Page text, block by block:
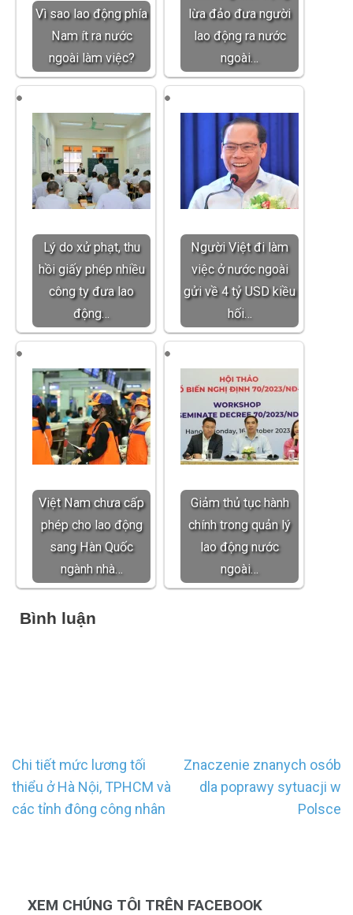
Vì sao lao động phía
Nam ít ra nước
ngoài làm việc?
lừa đảo đưa người
lao động ra nước
ngoài…
Lý do xử phạt, thu
hồi giấy phép nhiều
công ty đưa lao
động…
Người Việt đi làm
việc ở nước ngoài
gửi về 4 tỷ USD kiều
hối…
Việt Nam chưa cấp
phép cho lao động
sang Hàn Quốc
ngành nhà…
Giảm thủ tục hành
chính trong quản lý
lao động nước
ngoài…
Bình luận
Điều
hướng
bài
Chi tiết mức lương tối
thiểu ở Hà Nội, TPHCM và
các tỉnh đông công nhân
Znaczenie znanych osób
dla poprawy sytuacji w
Polsce
XEM CHÚNG TÔI TRÊN FACEBOOK